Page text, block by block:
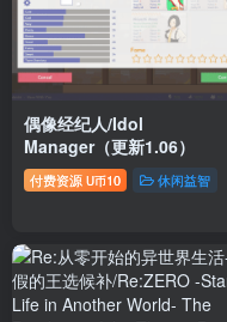
偶像经纪人/Idol
Manager（更新1.06）
付费资源 U币10 休闲益智